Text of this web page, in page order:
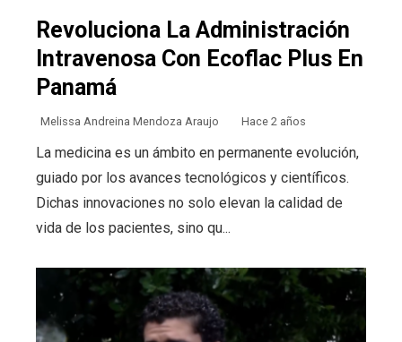
Revoluciona La Administración
Intravenosa Con Ecoflac Plus En
Panamá
Melissa Andreina Mendoza Araujo Hace 2 años
La medicina es un ámbito en permanente evolución,
guiado por los avances tecnológicos y científicos.
Dichas innovaciones no solo elevan la calidad de
vida de los pacientes, sino qu...